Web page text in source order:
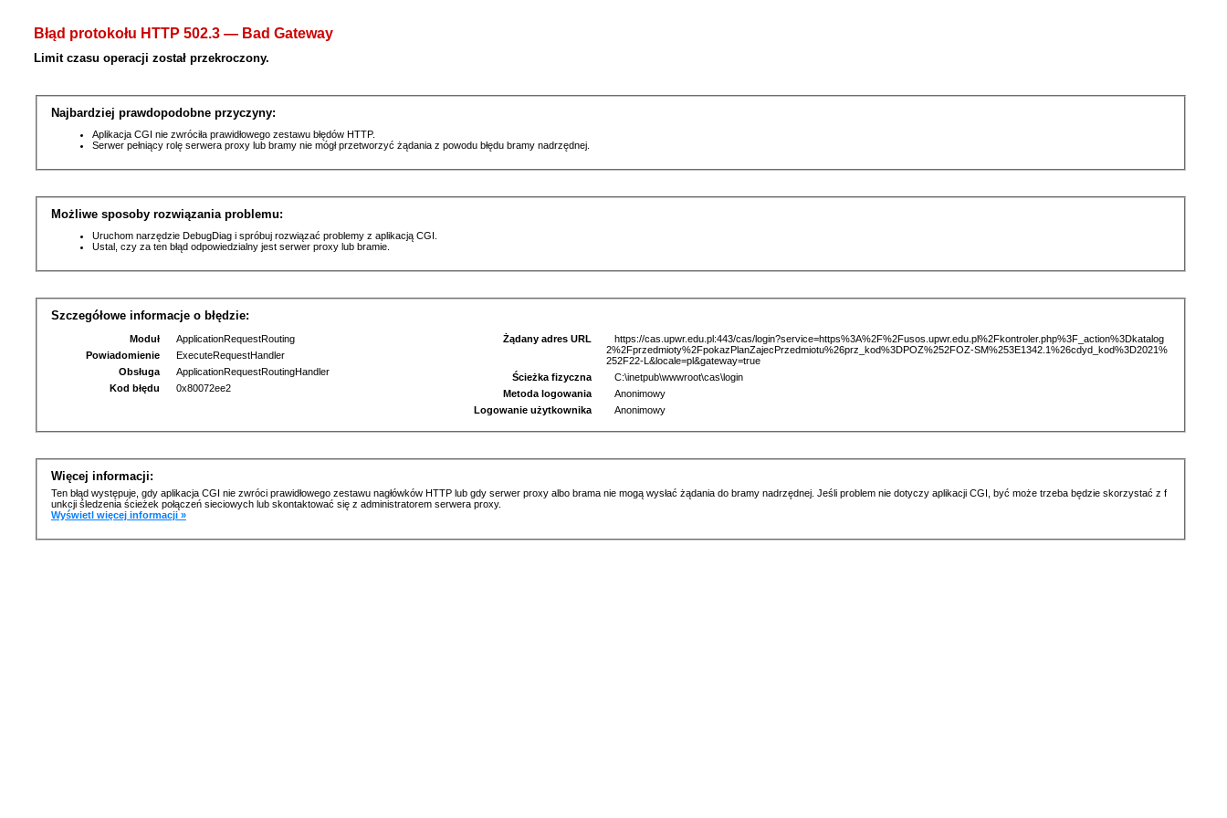
Błąd protokołu HTTP 502.3 — Bad Gateway
Limit czasu operacji został przekroczony.
Najbardziej prawdopodobne przyczyny:
Aplikacja CGI nie zwróciła prawidłowego zestawu błędów HTTP.
Serwer pełniący rolę serwera proxy lub bramy nie mógł przetworzyć żądania z powodu błędu bramy nadrzędnej.
Możliwe sposoby rozwiązania problemu:
Uruchom narzędzie DebugDiag i spróbuj rozwiązać problemy z aplikacją CGI.
Ustal, czy za ten błąd odpowiedzialny jest serwer proxy lub bramie.
Szczegółowe informacje o błędzie:
Moduł
ApplicationRequestRouting
Powiadomienie
ExecuteRequestHandler
Obsługa
ApplicationRequestRoutingHandler
Kod błędu
0x80072ee2
Żądany adres URL
https://cas.upwr.edu.pl:443/cas/login?service=https%3A%2F%2Fusos.upwr.edu.pl%2Fkontroler.php%3F_action%3Dkatalog
2%2Fprzedmioty%2FpokazPlanZajecPrzedmiotu%26prz_kod%3DPOZ%252FOZ-SM%253E1342.1%26cdyd_kod%3D2021%
252F22-L&locale=pl&gateway=true
Ścieżka fizyczna
C:\inetpub\wwwroot\cas\login
Metoda logowania
Anonimowy
Logowanie użytkownika
Anonimowy
Więcej informacji:
Ten błąd występuje, gdy aplikacja CGI nie zwróci prawidłowego zestawu nagłówków HTTP lub gdy serwer proxy albo brama nie mogą wysłać żądania do bramy nadrzędnej. Jeśli problem nie dotyczy aplikacji CGI, być może trzeba będzie skorzystać z f
unkcji śledzenia ścieżek połączeń sieciowych lub skontaktować się z administratorem serwera proxy.
Wyświetl więcej informacji »